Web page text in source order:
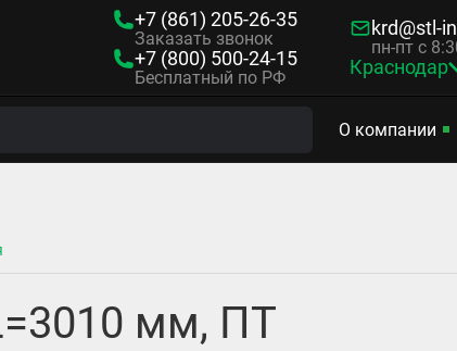
+7 (861) 205-26-35
Заказать звонок
+7 (800) 500-24-15
Бесплатный по РФ
krd@stl-
пн-пт с
Краснодар
О компании
мм, ПТ